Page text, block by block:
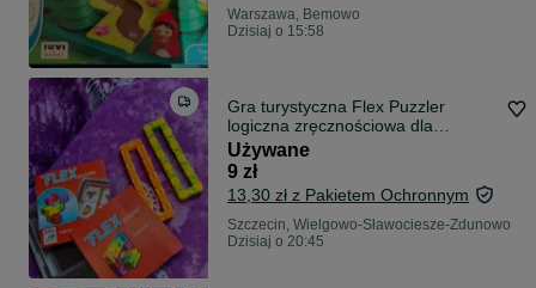
Warszawa, Bemowo
Dzisiaj o 15:58
Gra turystyczna Flex Puzzler
logiczna zręcznościowa dla
każdego
Używane
9 zł
13,30 zł z Pakietem Ochronnym
Szczecin, Wielgowo-Sławociesze-Zdunowo
Dzisiaj o 20:45